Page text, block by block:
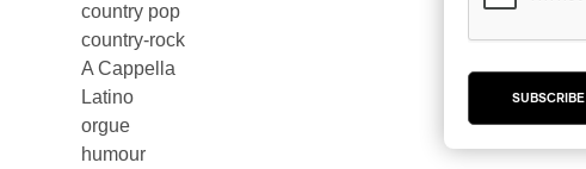
country pop
country-rock
A Cappella
Latino
orgue
humour
SUBSCRIBE